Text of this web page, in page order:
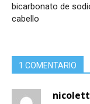
bicarbonato de
cabello
1 COMENTARIO